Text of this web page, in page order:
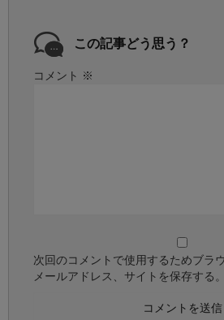
この記事どう思う？
コメント ※
次回のコメントで使用するためブラ
メールアドレス、サイトを保存する。